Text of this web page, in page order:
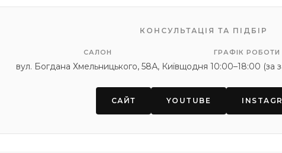
КОНСУЛЬТАЦІЯ ТА ПІДБІР
САЛОН
вул. Богдана Хмельницького, 58А, Київ
ГРАФІК РОБОТИ
щодня 10:00–18:00 (за
САЙТ YOUTUBE